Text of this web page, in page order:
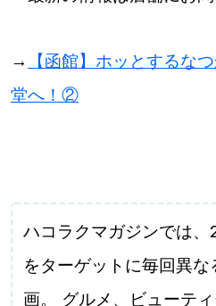
→
【函館】ホッとする
堂へ！②
ハコラクマガジンでは
をターゲットに毎回異
画。 グルメ、ビューテ